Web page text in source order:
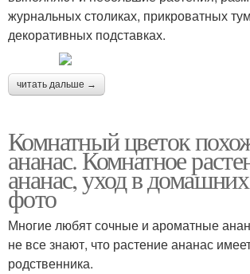
журнальных столиках, прикроватных
декоративных подставках.
читать дальше →
Комнатный цветок
ананас. Комнатное
ананас, уход в
фото
Многие любят сочные и ароматные
не все знают, что растение ананас
родственника.